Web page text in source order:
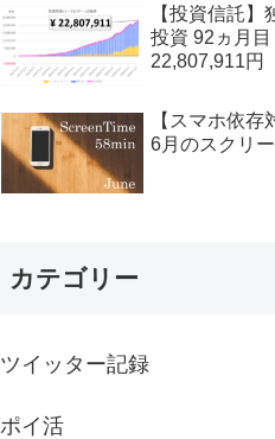
【投資信託】
投資 92ヵ月目
22,807,911円
【スマホ依
6月のスクリ
カテゴリー
ツイッター記録
ポイ活